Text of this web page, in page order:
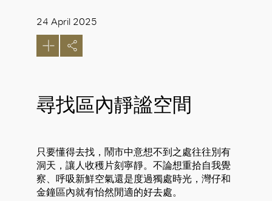
24 April 2025
尋找區內靜謐空間
只要懂得去找，鬧市中意想不到之處往往別有
洞天，讓人收穫片刻寧靜。不論想重拾自我覺
察、呼吸新鮮空氣還是度過獨處時光，灣仔和
金鐘區內就有怡然閒適的好去處。